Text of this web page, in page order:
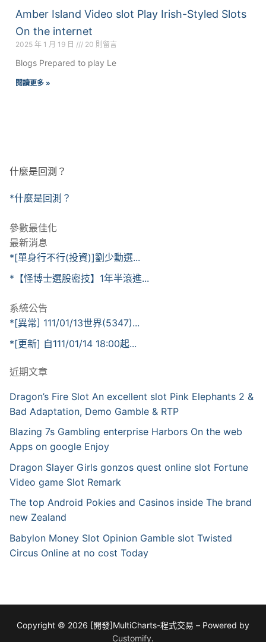
Amber Island Video slot Play Irish-Styled Slots
On the internet
2025 年 1 月 19 日 20 則留言
Blogs Prepared to play Le
閱讀更多 »
什麼是回測？
*什麼是回測？
參數最佳化
最新消息
*[單身行不行(投資)]劉少勳選...
*【怪博士選股密技】1年半滾進...
系統公告
*[異常] 111/01/13世界(5347)...
*[更新] 自111/01/14 18:00起...
近期文章
Dragon’s Fire Slot An excellent slot Pink Elephants 2 &
Bad Adaptation, Demo Gamble & RTP
Blazing 7s Gambling enterprise Harbors On the web
Apps on google Enjoy
Dragon Slayer Girls gonzos quest online slot Fortune
Video game Slot Remark
The top Android Pokies and Casinos inside The brand
new Zealand
Babylon Money Slot Opinion Gamble slot Twisted
Circus Online at no cost Today
Copyright © 2026 [開發]MultiCharts-程式交易 – Powered by
Customify.